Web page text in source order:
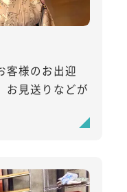
客様のお出迎
お見送りなどが